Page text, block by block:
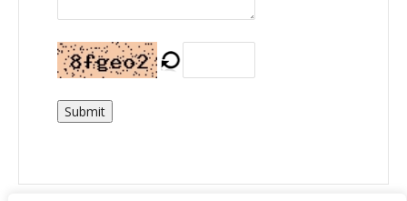
Submit